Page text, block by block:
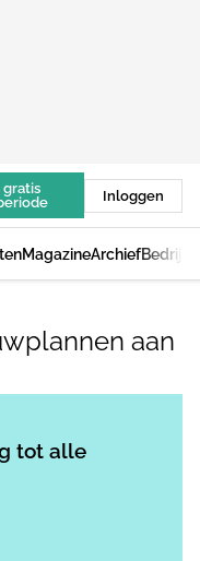
gratis
Inloggen
MagazineArchief
aan
tot alle